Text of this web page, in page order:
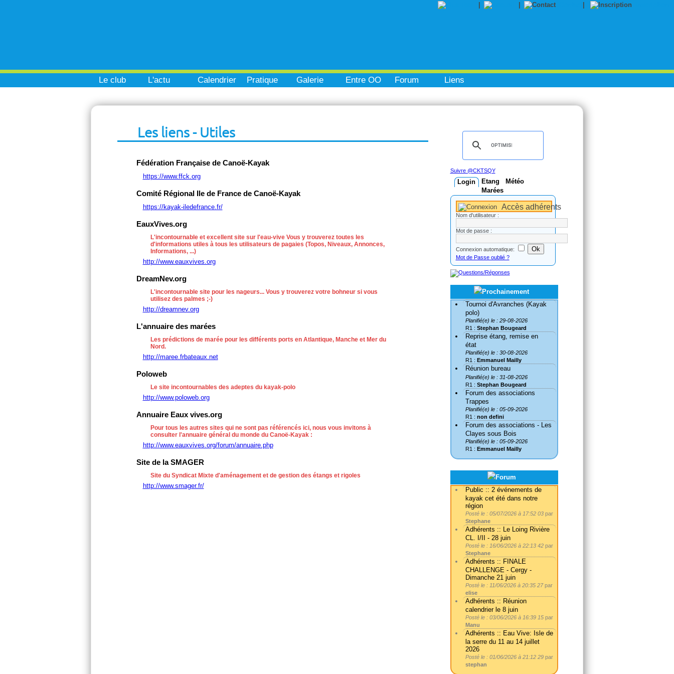
Le club L'actu Calendrier Pratique Galerie Entre OO Forum Liens
Les liens - Utiles
Fédération Française de Canoë-Kayak
https://www.ffck.org
Comité Régional Ile de France de Canoë-Kayak
https://kayak-iledefrance.fr/
EauxVives.org
L'incontournable et excellent site sur l'eau-vive Vous y trouverez toutes les
d'informations utiles à tous les utilisateurs de pagaies (Topos, Niveaux, Annonces,
Informations, ...)
http://www.eauxvives.org
DreamNev.org
L'incontournable site pour les nageurs... Vous y trouverez votre bohneur si vous
utilisez des palmes ;-)
http://dreamnev.org
L'annuaire des marées
Les prédictions de marée pour les différents ports en Atlantique, Manche et Mer du
Nord.
http://maree.frbateaux.net
Poloweb
Le site incontournables des adeptes du kayak-polo
http://www.poloweb.org
Annuaire Eaux vives.org
Pour tous les autres sites qui ne sont pas référencés ici, nous vous invitons à
consulter l'annuaire général du monde du Canoë-Kayak :
http://www.eauxvives.org/forum/annuaire.php
Site de la SMAGER
Site du Syndicat Mixte d'aménagement et de gestion des étangs et rigoles
http://www.smager.fr/
Suivre @CKTSQY
Login Etang
Météo
Marées
Accès adhérents
Nom d'utilisateur :
Mot de passe :
Connexion automatique:
Mot de Passe oublié ?
Tournoi d'Avranches (Kayak
polo)
Planifié(e) le : 29-08-2026
R1 : Stephan Bougeard
Reprise étang, remise en
état
Planifié(e) le : 30-08-2026
R1 : Emmanuel Mailly
Réunion bureau
Planifié(e) le : 31-08-2026
R1 : Stephan Bougeard
Forum des associations
Trappes
Planifié(e) le : 05-09-2026
R1 : non defini
Forum des associations - Les
Clayes sous Bois
Planifié(e) le : 05-09-2026
R1 : Emmanuel Mailly
Public :: 2 événements de
kayak cet été dans notre
région
Posté le : 05/07/2026 à 17:52 03 par
Stephane
Adhérents :: Le Loing Rivière
CL. I/II - 28 juin
Posté le : 16/06/2026 à 22:13 42 par
Stephane
Adhérents :: FINALE
CHALLENGE - Cergy -
Dimanche 21 juin
Posté le : 11/06/2026 à 20:35 27par
elise
Adhérents :: Réunion
calendrier le 8 juin
Posté le : 03/06/2026 à 16:39 15 par
Manu
Adhérents :: Eau Vive: Isle de
la serre du 11 au 14 juillet
2026
Posté le : 01/06/2026 à 21:12 29 par
stephan